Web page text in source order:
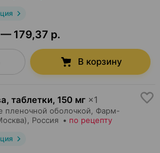
179,37 р.
В корзину
таблетки, 150 мг ×1
пленочной оболочкой,
Фарм-
, Россия • по рецепту